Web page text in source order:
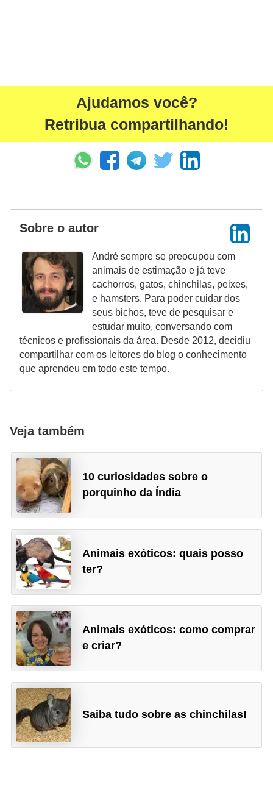
Ajudamos você?
Retribua compartilhando!
Sobre o autor
André sempre se preocupou com
animais de estimação e já teve
cachorros, gatos, chinchilas, peixes,
e hamsters. Para poder cuidar dos
seus bichos, teve de pesquisar e
estudar muito, conversando com
técnicos e profissionais da área. Desde 2012, decidiu
compartilhar com os leitores do blog o conhecimento
que aprendeu em todo este tempo.
Veja também
10 curiosidades sobre o
porquinho da Índia
Animais exóticos: quais posso
ter?
Animais exóticos: como comprar
e criar?
Saiba tudo sobre as chinchilas!